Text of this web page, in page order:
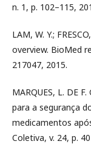
n. 1, p. 102–115,
LAM, W. Y.;
overview. BioMed
217047, 2015.
MARQUES, L. DE
para a segurança
medicamentos
Coletiva, v. 24, p.